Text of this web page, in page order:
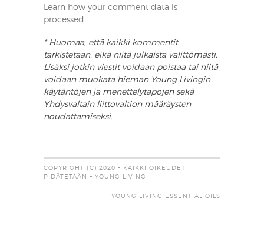
Learn how your comment data is
processed .
* Huomaa, että kaikki kommentit
tarkistetaan, eikä niitä julkaista välittömästi.
Lisäksi jotkin viestit voidaan poistaa tai niitä
voidaan muokata hieman Young Livingin
käytäntöjen ja menettelytapojen sekä
Yhdysvaltain liittovaltion määräysten
noudattamiseksi.
COPYRIGHT (C) 2020 – KAIKKI OIKEUDET
PIDÄTETÄÄN – YOUNG LIVING
YOUNG LIVING ESSENTIAL OILS